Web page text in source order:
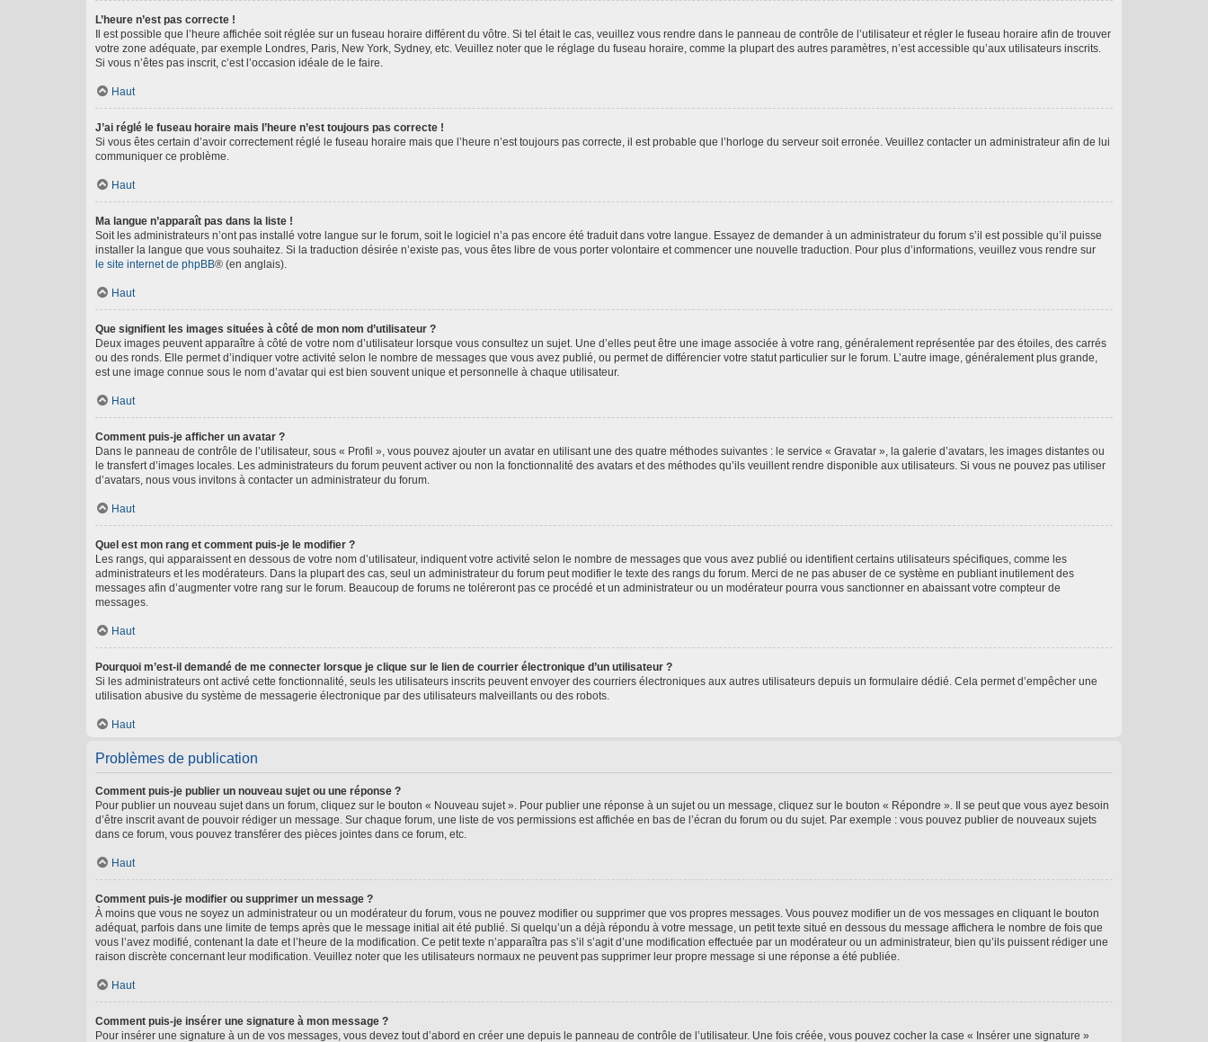
L’heure n’est pas correcte !
Il est possible que l’heure affichée soit réglée sur un fuseau horaire différent du vôtre. Si tel était le cas, veuillez vous rendre dans le panneau de contrôle de l’utilisateur et régler le fuseau horaire afin de trouver
votre zone adéquate, par exemple Londres, Paris, New York, Sydney, etc. Veuillez noter que le réglage du fuseau horaire, comme la plupart des autres paramètres, n’est accessible qu’aux utilisateurs inscrits.
Si vous n’êtes pas inscrit, c’est l’occasion idéale de le faire.
Haut
J’ai réglé le fuseau horaire mais l’heure n’est toujours pas correcte !
Si vous êtes certain d’avoir correctement réglé le fuseau horaire mais que l’heure n’est toujours pas correcte, il est probable que l’horloge du serveur soit erronée. Veuillez contacter un administrateur afin de lui
communiquer ce problème.
Haut
Ma langue n’apparaît pas dans la liste !
Soit les administrateurs n’ont pas installé votre langue sur le forum, soit le logiciel n’a pas encore été traduit dans votre langue. Essayez de demander à un administrateur du forum s’il est possible qu’il puisse
installer la langue que vous souhaitez. Si la traduction désirée n’existe pas, vous êtes libre de vous porter volontaire et commencer une nouvelle traduction. Pour plus d’informations, veuillez vous rendre sur
le site internet de phpBB® (en anglais).
Haut
Que signifient les images situées à côté de mon nom d’utilisateur ?
Deux images peuvent apparaître à côté de votre nom d’utilisateur lorsque vous consultez un sujet. Une d’elles peut être une image associée à votre rang, généralement représentée par des étoiles, des carrés
ou des ronds. Elle permet d’indiquer votre activité selon le nombre de messages que vous avez publié, ou permet de différencier votre statut particulier sur le forum. L’autre image, généralement plus grande,
est une image connue sous le nom d’avatar qui est bien souvent unique et personnelle à chaque utilisateur.
Haut
Comment puis-je afficher un avatar ?
Dans le panneau de contrôle de l’utilisateur, sous « Profil », vous pouvez ajouter un avatar en utilisant une des quatre méthodes suivantes : le service « Gravatar », la galerie d’avatars, les images distantes ou
le transfert d’images locales. Les administrateurs du forum peuvent activer ou non la fonctionnalité des avatars et des méthodes qu’ils veuillent rendre disponible aux utilisateurs. Si vous ne pouvez pas utiliser
d’avatars, nous vous invitons à contacter un administrateur du forum.
Haut
Quel est mon rang et comment puis-je le modifier ?
Les rangs, qui apparaissent en dessous de votre nom d’utilisateur, indiquent votre activité selon le nombre de messages que vous avez publié ou identifient certains utilisateurs spécifiques, comme les
administrateurs et les modérateurs. Dans la plupart des cas, seul un administrateur du forum peut modifier le texte des rangs du forum. Merci de ne pas abuser de ce système en publiant inutilement des
messages afin d’augmenter votre rang sur le forum. Beaucoup de forums ne toléreront pas ce procédé et un administrateur ou un modérateur pourra vous sanctionner en abaissant votre compteur de
messages.
Haut
Pourquoi m’est-il demandé de me connecter lorsque je clique sur le lien de courrier électronique d’un utilisateur ?
Si les administrateurs ont activé cette fonctionnalité, seuls les utilisateurs inscrits peuvent envoyer des courriers électroniques aux autres utilisateurs depuis un formulaire dédié. Cela permet d’empêcher une
utilisation abusive du système de messagerie électronique par des utilisateurs malveillants ou des robots.
Haut
Problèmes de publication
Comment puis-je publier un nouveau sujet ou une réponse ?
Pour publier un nouveau sujet dans un forum, cliquez sur le bouton « Nouveau sujet ». Pour publier une réponse à un sujet ou un message, cliquez sur le bouton « Répondre ». Il se peut que vous ayez besoin
d’être inscrit avant de pouvoir rédiger un message. Sur chaque forum, une liste de vos permissions est affichée en bas de l’écran du forum ou du sujet. Par exemple : vous pouvez publier de nouveaux sujets
dans ce forum, vous pouvez transférer des pièces jointes dans ce forum, etc.
Haut
Comment puis-je modifier ou supprimer un message ?
À moins que vous ne soyez un administrateur ou un modérateur du forum, vous ne pouvez modifier ou supprimer que vos propres messages. Vous pouvez modifier un de vos messages en cliquant le bouton
adéquat, parfois dans une limite de temps après que le message initial ait été publié. Si quelqu’un a déjà répondu à votre message, un petit texte situé en dessous du message affichera le nombre de fois que
vous l’avez modifié, contenant la date et l’heure de la modification. Ce petit texte n’apparaîtra pas s’il s’agit d’une modification effectuée par un modérateur ou un administrateur, bien qu’ils puissent rédiger une
raison discrète concernant leur modification. Veuillez noter que les utilisateurs normaux ne peuvent pas supprimer leur propre message si une réponse a été publiée.
Haut
Comment puis-je insérer une signature à mon message ?
Pour insérer une signature à un de vos messages, vous devez tout d’abord en créer une depuis le panneau de contrôle de l’utilisateur. Une fois créée, vous pouvez cocher la case « Insérer une signature »